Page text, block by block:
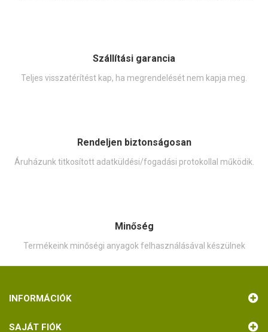
Szállítási garancia
Teljes visszatérítést kap, ha megrendelését nem kapja meg.
Rendeljen biztonságosan
Áruházunk titkosított adatküldési/fogadási protokollal működik.
Minőség
Termékeink minőségi anyagok felhasználásával készülnek
INFORMÁCIÓK
SAJÁT FIÓK